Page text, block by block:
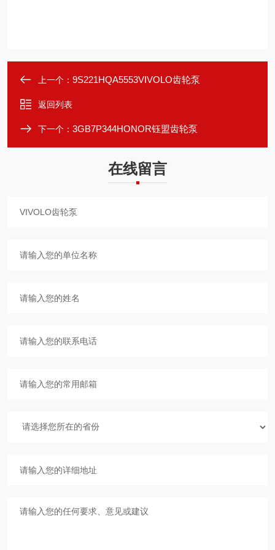
上一个： 9S221HQA5553VIVOLO齿轮泵
返回列表
下一个： 3GB7P344HONOR钰盟齿轮泵
在线留言